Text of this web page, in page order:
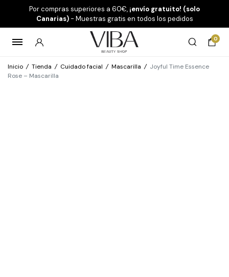
Por compras superiores a 60€, ¡envío gratuito! (solo
Canarias)- Muestras gratis en todos los pedidos
0
Inicio / Tienda / Cuidado facial / Mascarilla / Joyful Time Essence
Rose – Mascarilla